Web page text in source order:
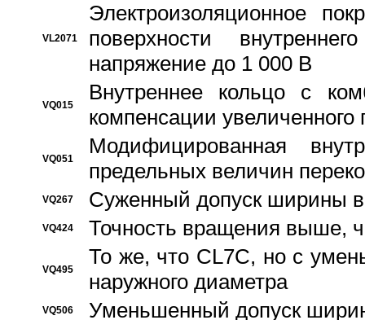
VL2071
Электроизоляционное
поверхности
напряжение до 1 000 В
VQ015
Bнутреннее кольцо с
компенсации увеличенного
VQ051
Модифицированная
предельных величин
VQ267 Суженный допуск ширины
VQ424 Точность вращения выше,
VQ495
То же, что CL7C, но с
наружного диаметра
VQ506 Уменьшенный допуск